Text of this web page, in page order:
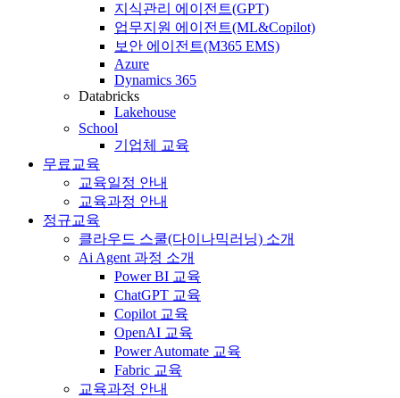
지식관리 에이전트(GPT)
업무지원 에이전트(ML&Copilot)
보안 에이전트(M365 EMS)
Azure
Dynamics 365
Databricks
Lakehouse
School
기업체 교육
무료교육
교육일정 안내
교육과정 안내
정규교육
클라우드 스쿨(다이나믹러닝) 소개
Ai Agent 과정 소개
Power BI 교육
ChatGPT 교육
Copilot 교육
OpenAI 교육
Power Automate 교육
Fabric 교육
교육과정 안내